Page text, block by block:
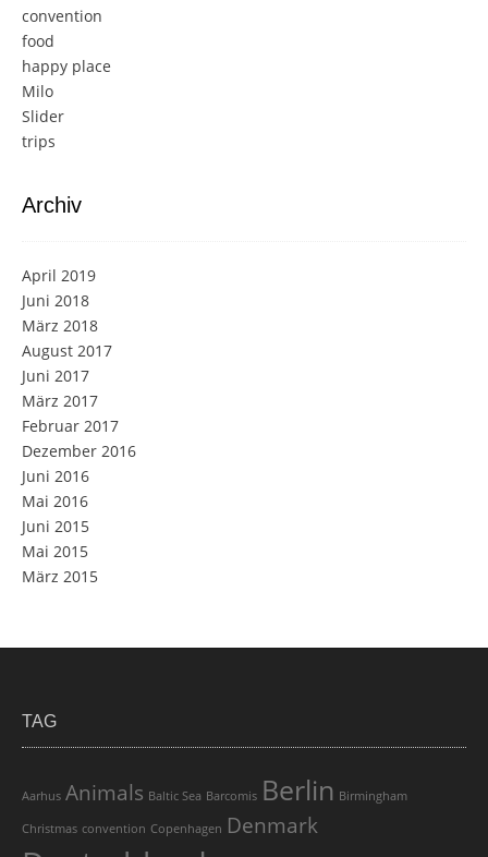
convention
food
happy place
Milo
Slider
trips
Archiv
April 2019
Juni 2018
März 2018
August 2017
Juni 2017
März 2017
Februar 2017
Dezember 2016
Juni 2016
Mai 2016
Juni 2015
Mai 2015
März 2015
TAG
Aarhus Animals Baltic Sea Barcomis Berlin Birmingham
Christmas convention Copenhagen Denmark